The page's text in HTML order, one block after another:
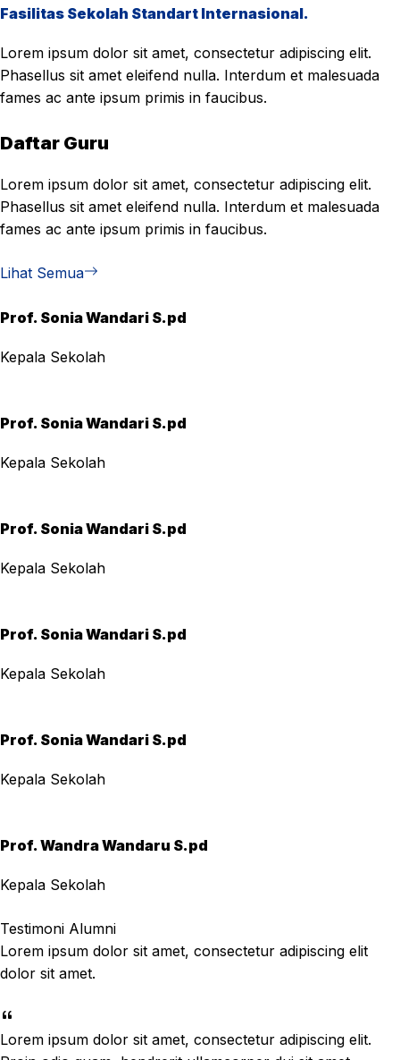
Fasilitas Sekolah Standart Internasional.
Lorem ipsum dolor sit amet, consectetur adipiscing elit.
Phasellus sit amet eleifend nulla. Interdum et malesuada
fames ac ante ipsum primis in faucibus.
Daftar Guru
Lorem ipsum dolor sit amet, consectetur adipiscing elit.
Phasellus sit amet eleifend nulla. Interdum et malesuada
fames ac ante ipsum primis in faucibus.
Lihat Semua
Prof. Sonia Wandari S.pd
Kepala Sekolah
Prof. Sonia Wandari S.pd
Kepala Sekolah
Prof. Sonia Wandari S.pd
Kepala Sekolah
Prof. Sonia Wandari S.pd
Kepala Sekolah
Prof. Sonia Wandari S.pd
Kepala Sekolah
Prof. Wandra Wandaru S.pd
Kepala Sekolah
Testimoni Alumni
Lorem ipsum dolor sit amet, consectetur adipiscing elit
dolor sit amet.
Lorem ipsum dolor sit amet, consectetur adipiscing elit.